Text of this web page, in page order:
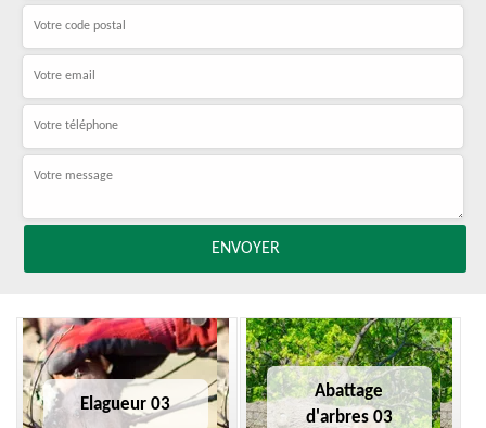
Elagueur 03
Abattage
d'arbres 03